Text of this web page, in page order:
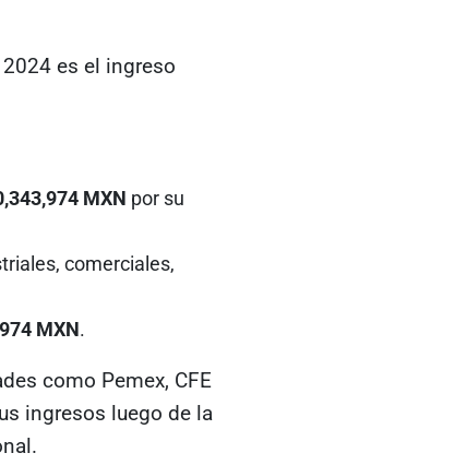
es el ingreso
MXN por su
comerciales,
MXN .
como Pemex, CFE
ingresos luego de la